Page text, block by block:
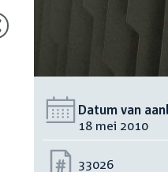
Datum van
18 mei 2010
Nummer:
33026